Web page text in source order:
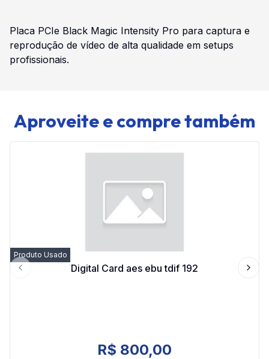
Placa PCIe Black Magic Intensity Pro para captura e
reprodução de vídeo de alta qualidade em setups
profissionais.
Aproveite e compre também
Produto Usado
Digital Card aes ebu tdif 192
R$ 800,00
Previous slide